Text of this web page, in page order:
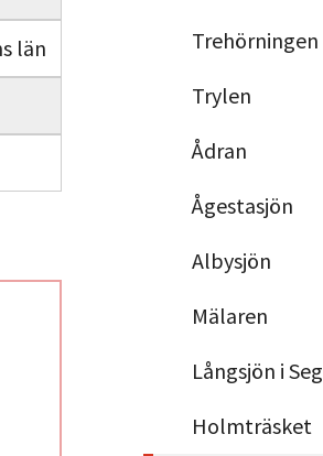
län
Trehörningen
Trylen
Ådran
Ågestasjön
Albysjön
Mälaren
Långsjön i
Holmträsket